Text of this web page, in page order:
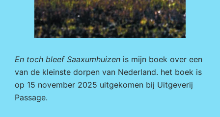
En toch bleef Saaxumhuizen is mijn boek over een
van de kleinste dorpen van Nederland. het boek is
op 15 november 2025 uitgekomen bij Uitgeverij
Passage.